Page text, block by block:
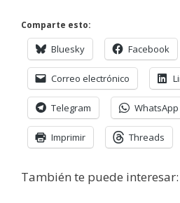
Comparte esto:
Bluesky Facebook
Correo electrónico
Telegram WhatsApp
Imprimir Threads
También te puede interesar: